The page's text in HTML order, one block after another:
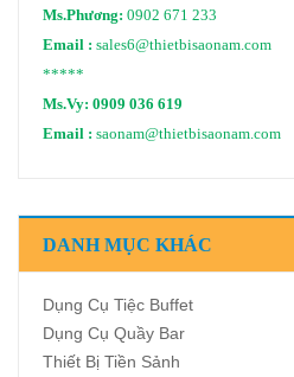
Ms.Phương: 0902 671 233
Email : sales6@thietbisaonam.com
*****
Ms.Vy: 0909 036 619
Email : saonam@thietbisaonam.com
DANH MỤC KHÁC
Dụng Cụ Tiệc Buffet
Dụng Cụ Quầy Bar
Thiết Bị Tiền Sảnh